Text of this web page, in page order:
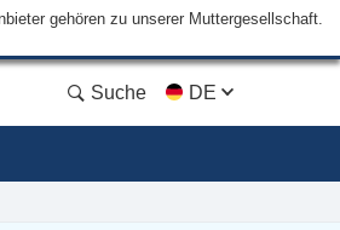
gehören zu unserer Muttergesellschaft.
Suche DE